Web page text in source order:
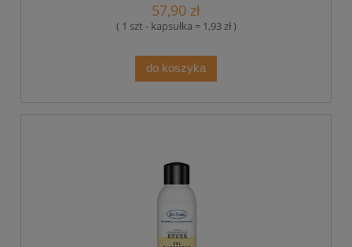
57,90 zł
( 1 szt - kapsułka = 1,93 zł )
do koszyka